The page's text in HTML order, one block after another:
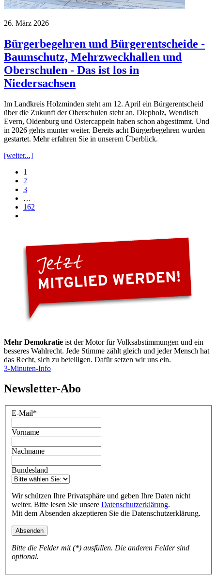
26. März 2026
Bürgerbegehren und Bürgerentscheide -
Baumschutz, Mehrzweckhallen und
Oberschulen - Das ist los in
Niedersachsen
Im Landkreis Holzminden steht am 12. April ein Bürgerentscheid
über die Zukunft der Oberschulen steht an. Diepholz, Wendisch
Evern, Oldenburg und Ostercappeln haben schon abgestimmt. Und
in 2026 gehts munter weiter. Bereits acht Bürgerbegehren wurden
gestartet. Mehr erfahren Sie in unserem Überblick.
[weiter...]
1
2
3
…
162
Mehr Demokratie ist der Motor für Volksabstimmungen und ein
besseres Wahlrecht. Jede Stimme zählt gleich und jeder Mensch hat
das Recht, sich zu beteiligen. Dafür setzen wir uns ein.
3-Minuten-Info
Newsletter-Abo
E-Mail*
Vorname
Nachname
Bundesland
Wir schützen Ihre Privatsphäre und geben Ihre Daten nicht
weiter. Bitte lesen Sie unsere Datenschutzerklärung.
Mit dem Absenden akzeptieren Sie die Datenschutzerklärung.
Bitte die Felder mit (*) ausfüllen. Die anderen Felder sind
optional.